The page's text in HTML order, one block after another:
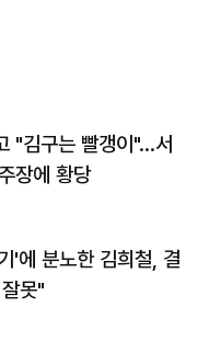
"김구는 빨갱이"…서
장에 황당
'에 분노한 김희철, 결
못"